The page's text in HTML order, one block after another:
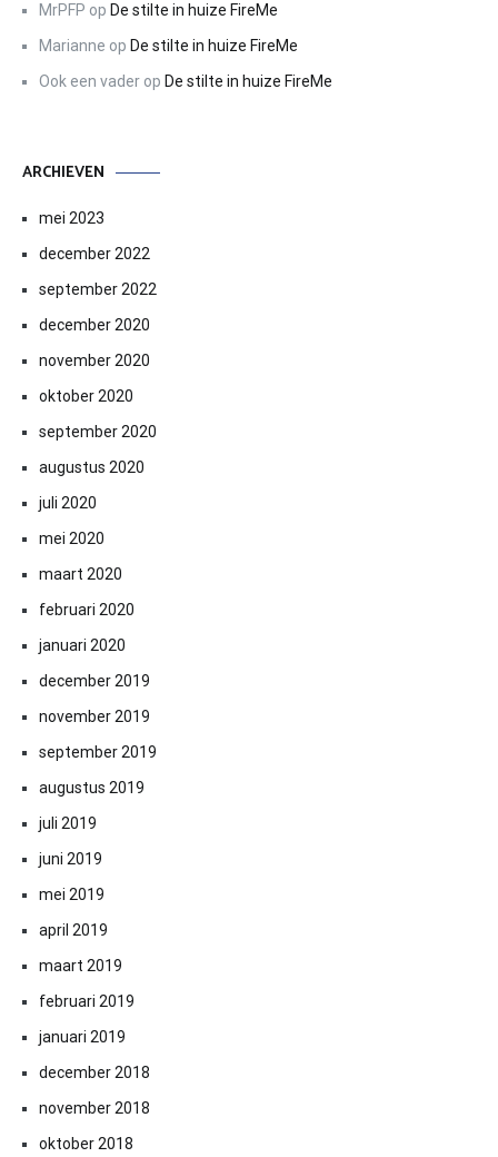
MrPFP op De stilte in huize FireMe
Marianne op De stilte in huize FireMe
Ook een vader op De stilte in huize FireMe
ARCHIEVEN
mei 2023
december 2022
september 2022
december 2020
november 2020
oktober 2020
september 2020
augustus 2020
juli 2020
mei 2020
maart 2020
februari 2020
januari 2020
december 2019
november 2019
september 2019
augustus 2019
juli 2019
juni 2019
mei 2019
april 2019
maart 2019
februari 2019
januari 2019
december 2018
november 2018
oktober 2018